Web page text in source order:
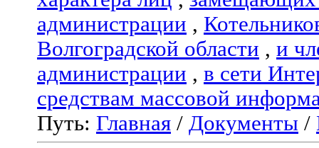
администрации ,
Волгоградской области , и
администрации , в сети
средствам массовой
Путь: Главная / Документы /